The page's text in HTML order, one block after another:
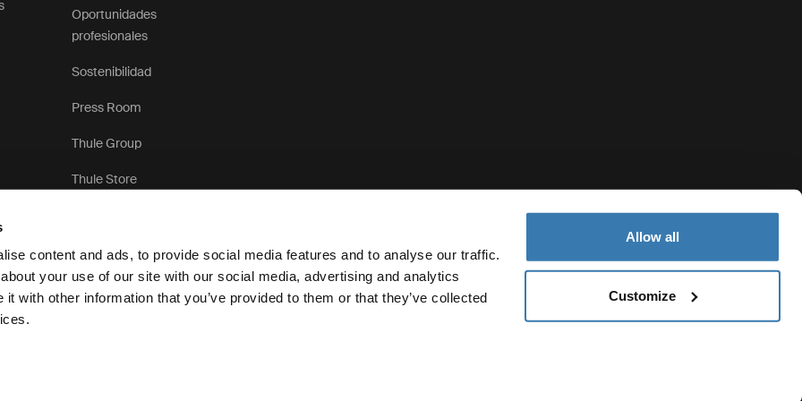
content and ads, to provide social media features and to analyse our traffic.
your use of our site with our social media, advertising and analytics
with other information that you’ve provided to them or that they’ve collected
Allow all
Customize
Oportunidades
profesionales
Sostenibilidad
Press Room
Thule Group
Thule Store
Aviso de privacidad Política de cookies Configuración de cookies Current market/
Caribbean